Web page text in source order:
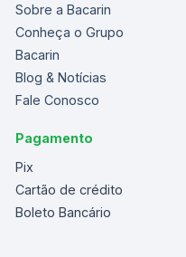
Sobre a Bacarin
Conheça o Grupo
Bacarin
Blog & Notícias
Fale Conosco
Pagamento
Pix
Cartão de crédito
Boleto Bancário